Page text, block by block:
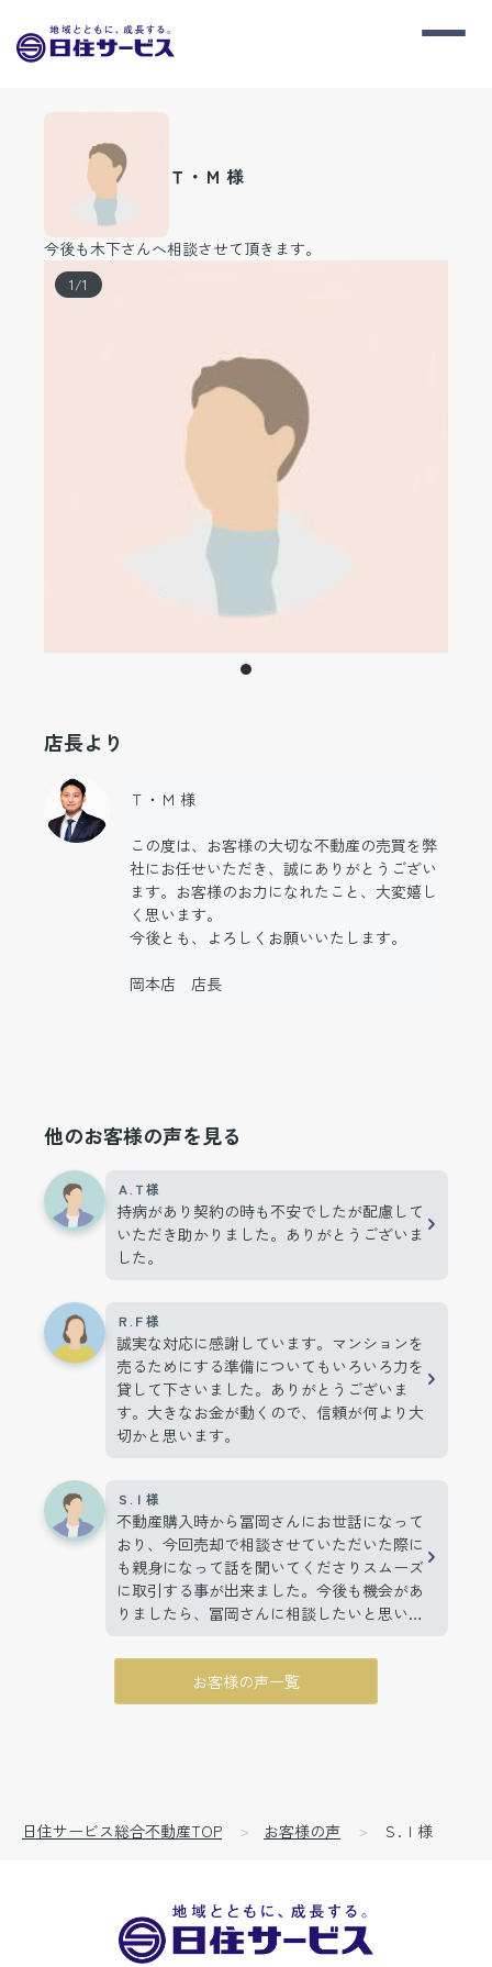
Ｔ・Ｍ 様
今後も木下さんへ相談させて頂きます。
1/1
店長より
Ｔ・Ｍ 様
この度は、お客様の大切な不動産の売買を弊
社にお任せいただき、誠にありがとうござい
ます。お客様のお力になれたこと、大変嬉し
く思います。
今後とも、よろしくお願いいたします。
岡本店 店長
他のお客様の声を見る
Ａ.Ｔ様
持病があり契約の時も不安でしたが配慮して
いただき助かりました。ありがとうございま
した。
Ｒ.Ｆ様
誠実な対応に感謝しています。マンションを
売るためにする準備についてもいろいろ力を
貸して下さいました。ありがとうございま
す。大きなお金が動くので、信頼が何より大
切かと思います。
Ｓ.Ｉ様
不動産購入時から冨岡さんにお世話になって
おり、今回売却で相談させていただいた際に
も親身になって話を聞いてくださりスムーズ
に取引する事が出来ました。今後も機会があ
りましたら、冨岡さんに相談したいと思いま
お客様の声一覧
日住サービス総合不動産TOP お客様の声 Ｓ.Ｉ様